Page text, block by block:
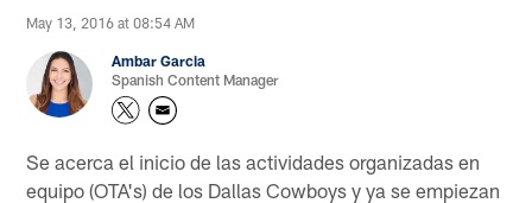
May 13, 2016 at 08:54 AM
Ambar Garcia
Spanish Content Manager
Se acerca el inicio de las actividades organizadas en
equipo (OTA's) de los Dallas Cowboys y ya se empiezan